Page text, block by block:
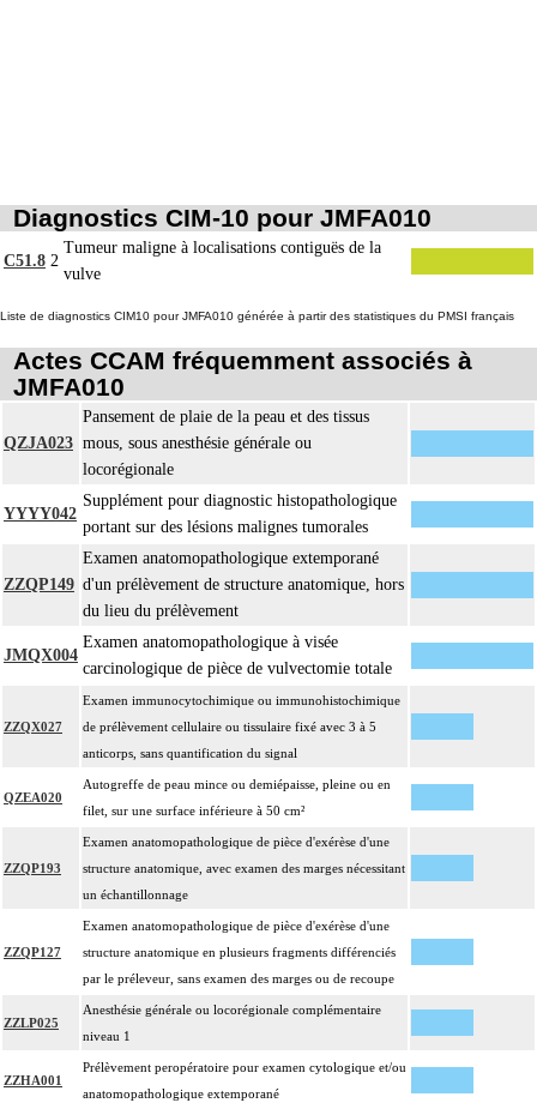
Diagnostics CIM-10 pour JMFA010
C51.8 2
Tumeur maligne à localisations contiguës de la
vulve
Liste de diagnostics CIM10 pour JMFA010 générée à partir des statistiques du PMSI français
Actes CCAM fréquemment associés à
JMFA010
QZJA023
Pansement de plaie de la peau et des tissus
mous, sous anesthésie générale ou
locorégionale
YYYY042
Supplément pour diagnostic histopathologique
portant sur des lésions malignes tumorales
ZZQP149
Examen anatomopathologique extemporané
d'un prélèvement de structure anatomique, hors
du lieu du prélèvement
JMQX004
Examen anatomopathologique à visée
carcinologique de pièce de vulvectomie totale
ZZQX027
Examen immunocytochimique ou immunohistochimique
de prélèvement cellulaire ou tissulaire fixé avec 3 à 5
anticorps, sans quantification du signal
QZEA020
Autogreffe de peau mince ou demiépaisse, pleine ou en
filet, sur une surface inférieure à 50 cm²
ZZQP193
Examen anatomopathologique de pièce d'exérèse d'une
structure anatomique, avec examen des marges nécessitant
un échantillonnage
ZZQP127
Examen anatomopathologique de pièce d'exérèse d'une
structure anatomique en plusieurs fragments différenciés
par le préleveur, sans examen des marges ou de recoupe
ZZLP025
Anesthésie générale ou locorégionale complémentaire
niveau 1
ZZHA001
Prélèvement peropératoire pour examen cytologique et/ou
anatomopathologique extemporané